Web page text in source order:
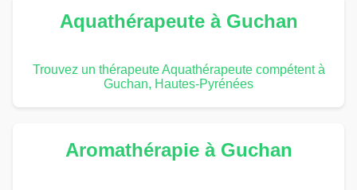
Aquathérapeute à Guchan
Trouvez un thérapeute Aquathérapeute compétent à
Guchan, Hautes-Pyrénées
Aromathérapie à Guchan